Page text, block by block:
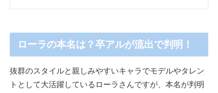
ローラの本名は？卒アルが流出で判明！
抜群のスタイルと親しみやすいキャラでモデルやタレン
トとして大活躍しているローラさんですが、本名が判明